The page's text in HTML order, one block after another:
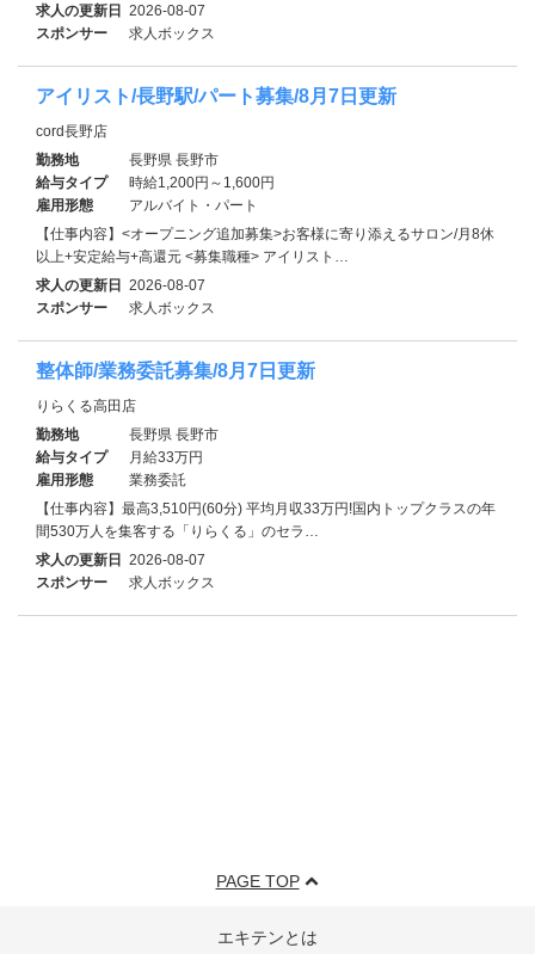
求人の更新日 2026-08-07
スポンサー
求人ボックス
アイリスト/長野駅/パート募集/8月7日更新
cord長野店
勤務地
長野県 長野市
給与タイプ
時給1,200円～1,600円
雇用形態
アルバイト・パート
【仕事内容】<オープニング追加募集>お客様に寄り添えるサロン/月8休
以上+安定給与+高還元 <募集職種> アイリスト…
求人の更新日 2026-08-07
スポンサー
求人ボックス
整体師/業務委託募集/8月7日更新
りらくる高田店
勤務地
長野県 長野市
給与タイプ
月給33万円
雇用形態
業務委託
【仕事内容】最高3,510円(60分) 平均月収33万円!国内トップクラスの年
間530万人を集客する「りらくる」のセラ…
求人の更新日 2026-08-07
スポンサー
求人ボックス
PAGE TOP
エキテンとは